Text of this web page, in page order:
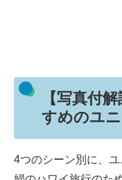
【写真付
すめのユ
4つのシーン別に、